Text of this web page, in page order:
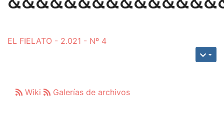
EL FIELATO - 2.021 - Nº 4
Wiki Galerías de archivos